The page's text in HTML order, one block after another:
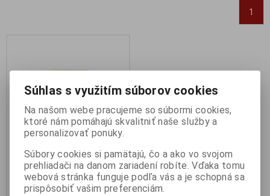
1
Batéria GP Super alkaline AAA
Súhlas s využitím súborov cookies
Na našom webe pracujeme so súbormi cookies,
ktoré nám pomáhajú skvalitniť naše služby a
personalizovať ponuky.
Súbory cookies si pamätajú, čo a ako vo svojom
prehliadači na danom zariadení robíte. Vďaka tomu
webová stránka funguje podľa vás a je schopná sa
prispôsobiť vašim preferenciám.